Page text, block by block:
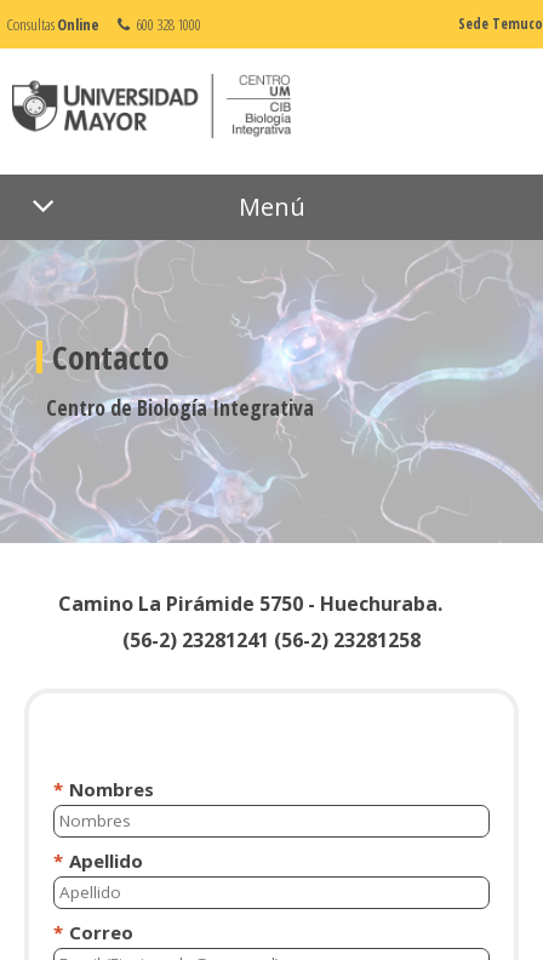
ConsultasOnline 600 328 1000 Sede Temuco
Menú
Contacto
Centro de Biología Integrativa
Camino La Pirámide 5750 - Huechuraba.
(56-2) 23281241 (56-2) 23281258